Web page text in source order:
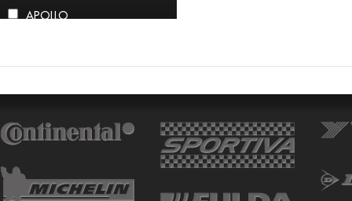
APOLLO
ARROWSPEED
ATLAS
AUTOGREEN
AUTOGUARD